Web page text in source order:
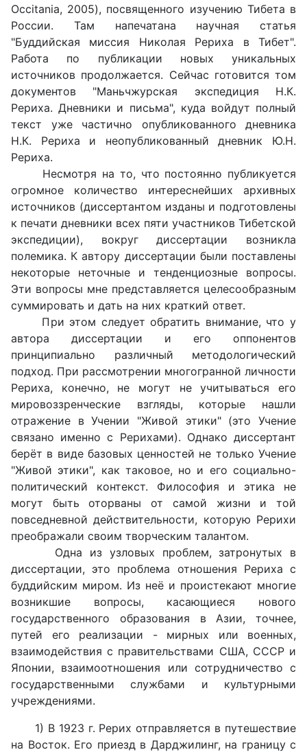
Occitania, 2005), посвященного изучению Тибета в
России. Там напечатана научная статья
"Буддийская миссия Николая Рериха в Тибет".
Работа по публикации новых уникальных
источников продолжается. Сейчас готовится том
документов "Маньчжурская экспедиция Н.К.
Рериха. Дневники и письма", куда войдут полный
текст уже частично опубликованного дневника
Н.К. Рериха и неопубликованный дневник Ю.Н.
Рериха.
Несмотря на то, что постоянно публикуется
огромное количество интереснейших архивных
источников (диссертантом изданы и подготовлены
к печати дневники всех пяти участников Тибетской
экспедиции), вокруг диссертации возникла
полемика. К автору диссертации были поставлены
некоторые неточные и тенденциозные вопросы.
Эти вопросы мне представляется целесообразным
суммировать и дать на них краткий ответ.
При этом следует обратить внимание, что у
автора диссертации и его оппонентов
принципиально различный методологический
подход. При рассмотрении многогранной личности
Рериха, конечно, не могут не учитываться его
мировоззренческие взгляды, которые нашли
отражение в Учении "Живой этики" (это Учение
связано именно с Рерихами). Однако диссертант
берёт в виде базовых ценностей не только Учение
"Живой этики", как таковое, но и его социально-
политический контекст. Философия и этика не
могут быть оторваны от самой жизни и той
повседневной действительности, которую Рерихи
преображали своим творческим талантом.
Одна из узловых проблем, затронутых в
диссертации, это проблема отношения Рериха с
буддийским миром. Из неё и проистекают многие
возникшие вопросы, касающиеся нового
государственного образования в Азии, точнее,
путей его реализации - мирных или военных,
взаимодействия с правительствами США, СССР и
Японии, взаимоотношения или сотрудничество с
государственными службами и культурными
учреждениями.
1) В 1923 г. Рерих отправляется в путешествие
на Восток. Его приезд в Дарджилинг, на границу с